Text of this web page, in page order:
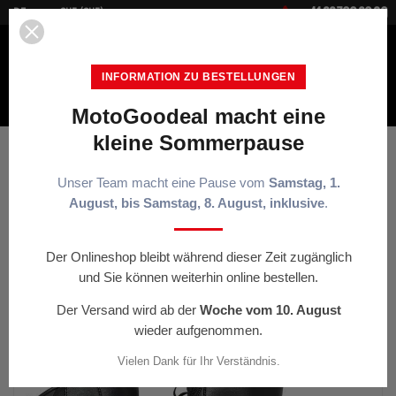
DE CHF (CHF) +41 22 700 20 30
INFORMATION ZU BESTELLUNGEN
MotoGoodeal macht eine
kleine Sommerpause
Unser Team macht eine Pause vom Samstag, 1.
August, bis Samstag, 8. August, inklusive.
Der Onlineshop bleibt während dieser Zeit zugänglich
und Sie können weiterhin online bestellen.
Der Versand wird ab der Woche vom 10. August
wieder aufgenommen.
Vielen Dank für Ihr Verständnis.